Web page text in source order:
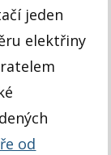
jeden
elektřiny
od